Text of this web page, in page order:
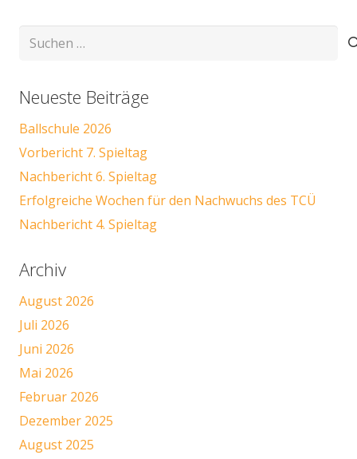
Suchen
Neueste Beiträge
Ballschule 2026
Vorbericht 7. Spieltag
Nachbericht 6. Spieltag
Erfolgreiche Wochen für den Nachwuchs des TCÜ
Nachbericht 4. Spieltag
Archiv
August 2026
Juli 2026
Juni 2026
Mai 2026
Februar 2026
Dezember 2025
August 2025